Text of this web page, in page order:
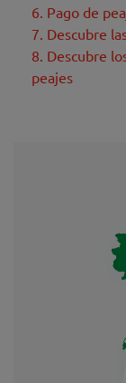
6. Pago de
7. Descubre
8. Descubre
peajes